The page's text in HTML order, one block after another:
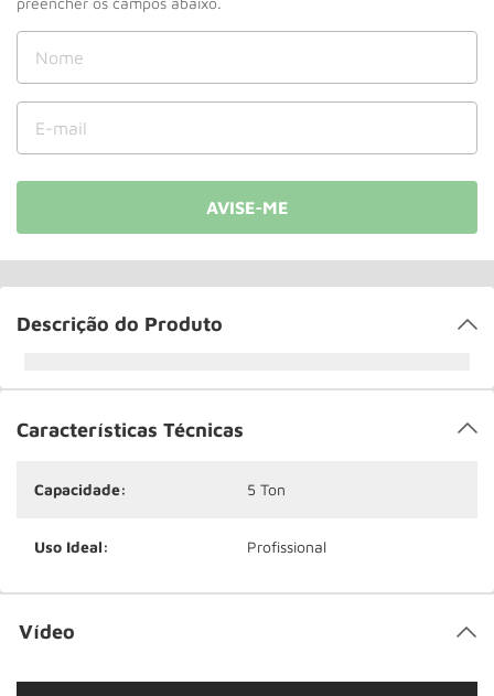
Descrição do Produto
Características Técnicas
Capacidade: 5 Ton
Uso Ideal: Profissional
Vídeo
10 º Rodizio